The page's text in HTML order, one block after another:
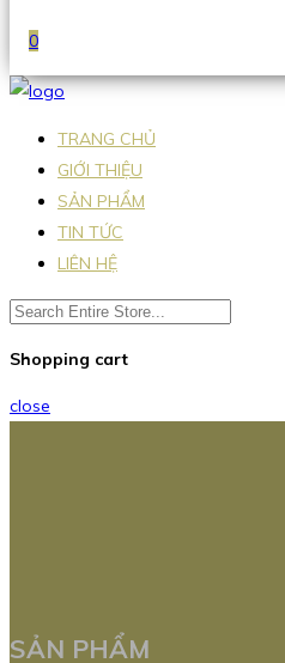
0
TRANG CHỦ
GIỚI THIỆU
SẢN PHẨM
TIN TỨC
LIÊN HỆ
Shopping cart
close
SẢN PHẨM